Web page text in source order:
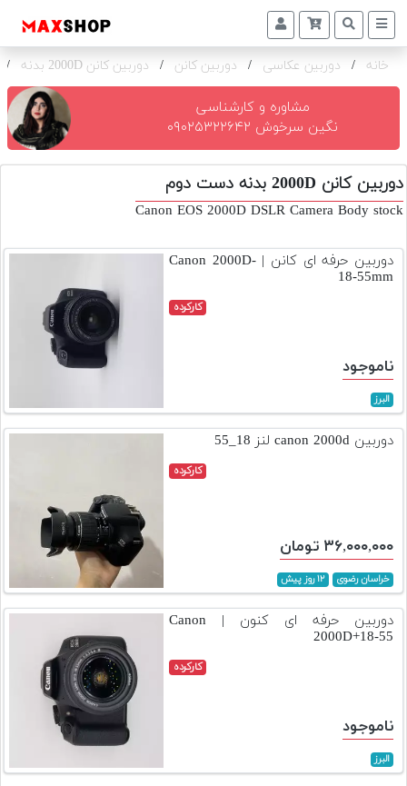
دوربین
و
تجهیزات
و
اکسسوری
دوم
اجاره
دوربین
و
تجهیزات
دست
دوم
لیست
قیمت
خانه / دوربین عکاسی / دوربین کانن / دوربین کانن 2000D بدنه /
مشاوره و کارشناسی
نگین سرخوش ۰۹۰۲۵۳۲۲۶۴۲
دوربین کانن 2000D بدنه دست دوم
Canon EOS 2000D DSLR Camera Body stock
دوربین حرفه ای کانن | Canon 2000D-
18-55mm
کارکرده
ناموجود
البرز
دوربین canon 2000d لنز 18_55
کارکرده
۳۶,۰۰۰,۰۰۰ تومان
خراسان رضوی ۱۲ روز پیش
دوربین حرفه ای کنون | Canon
2000D+18-55
کارکرده
ناموجود
البرز